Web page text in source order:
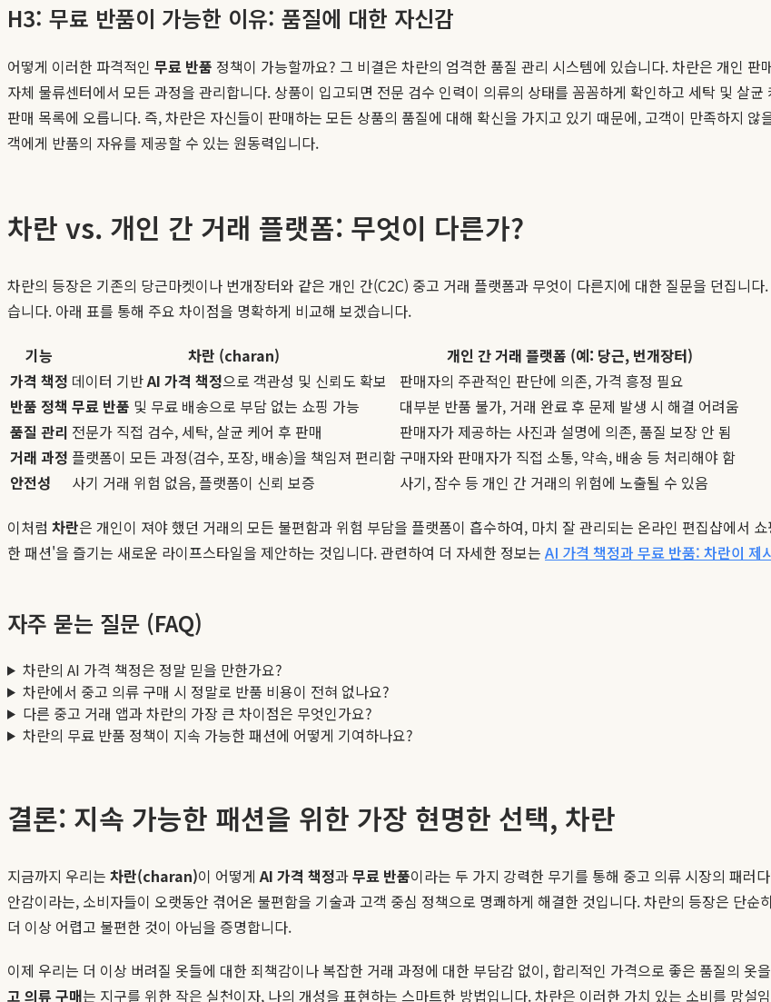
H3: 무료 반품이 가능한 이유: 품질에 대한 자신감
어떻게 이러한 파격적인 무료 반품 정책이 가능할까요? 그 비결은 차란의 엄격한 품질 관리 시스템에 있습니다. 차란은 개인
자체 물류센터에서 모든 과정을 관리합니다. 상품이 입고되면 전문 검수 인력이 의류의 상태를 꼼꼼하게 확인하고 세탁 및 살
판매 목록에 오릅니다. 즉, 차란은 자신들이 판매하는 모든 상품의 품질에 대해 확신을 가지고 있기 때문에, 고객이 만족하지
객에게 반품의 자유를 제공할 수 있는 원동력입니다.
차란 vs. 개인 간 거래 플랫폼: 무엇이 다른가?
차란의 등장은 기존의 당근마켓이나 번개장터와 같은 개인 간(C2C) 중고 거래 플랫폼과 무엇이 다른지에 대한 질문을 던집니
습니다. 아래 표를 통해 주요 차이점을 명확하게 비교해 보겠습니다.
기능 차란 (charan)
개인 간 거래 플랫폼 (예: 당근, 번개장터)
가격 책정 데이터 기반AI 가격 책정으로 객관성 및 신뢰도 확보
판매자의 주관적인 판단에 의존, 가격 흥정 필요
반품 정책 무료 반품 및 무료 배송으로 부담 없는 쇼핑 가능
대부분 반품 불가, 거래 완료 후 문제 발생 시 해결 어려움
품질 관리 전문가 직접 검수, 세탁, 살균 케어 후 판매
판매자가 제공하는 사진과 설명에 의존, 품질 보장 안 됨
거래 과정 플랫폼이 모든 과정(검수, 포장, 배송)을 책임져 편리함 구매자와 판매자가 직접 소통, 약속, 배송 등 처리해야 함
안전성
사기 거래 위험 없음, 플랫폼이 신뢰 보증 사기, 잠수 등 개인 간 거래의 위험에 노출될 수 있음
이처럼 차란은 개인이 져야 했던 거래의 모든 불편함과 위험 부담을 플랫폼이 흡수하여, 마치 잘 관리되는 온라인 편집샵에서
한 패션'을 즐기는 새로운 라이프스타일을 제안하는 것입니다. 관련하여 더 자세한 정보는 AI 가격 책정과 무료 반품: 차란이 제
자주 묻는 질문 (FAQ)
차란의 AI 가격 책정은 정말 믿을 만한가요?
차란에서 중고 의류 구매 시 정말로 반품 비용이 전혀 없나요?
다른 중고 거래 앱과 차란의 가장 큰 차이점은 무엇인가요?
차란의 무료 반품 정책이 지속 가능한 패션에 어떻게 기여하나요?
결론: 지속 가능한 패션을 위한 가장 현명한 선택, 차란
지금까지 우리는 차란(charan)이 어떻게AI 가격 책정과무료 반품이라는 두 가지 강력한 무기를 통해 중고 의류 시장의 패러
안감이라는, 소비자들이 오랫동안 겪어온 불편함을 기술과 고객 중심 정책으로 명쾌하게 해결한 것입니다. 차란의 등장은 단
더 이상 어렵고 불편한 것이 아님을 증명합니다.
이제 우리는 더 이상 버려질 옷들에 대한 죄책감이나 복잡한 거래 과정에 대한 부담감 없이, 합리적인 가격으로 좋은 품질의
고 의류 구매는 지구를 위한 작은 실천이자, 나의 개성을 표현하는 스마트한 방법입니다. 차란은 이러한 가치 있는 소비를 망